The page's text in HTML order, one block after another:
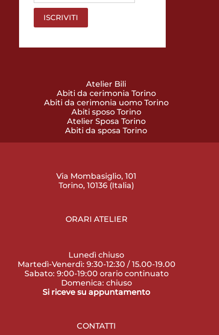
Atelier Bili
Abiti da cerimonia Torino
Abiti da cerimonia uomo Torino
Abiti sposo Torino
Atelier Sposa Torino
Abiti da sposa Torino
Via Mombasiglio, 101
Torino, 10136 (Italia)
ORARI ATELIER
Lunedì chiuso
Martedì-Venerdì: 9:30-12:30 / 15.00-19.00
Sabato: 9:00-19:00 orario continuato
Domenica: chiuso
Si riceve su appuntamento
CONTATTI